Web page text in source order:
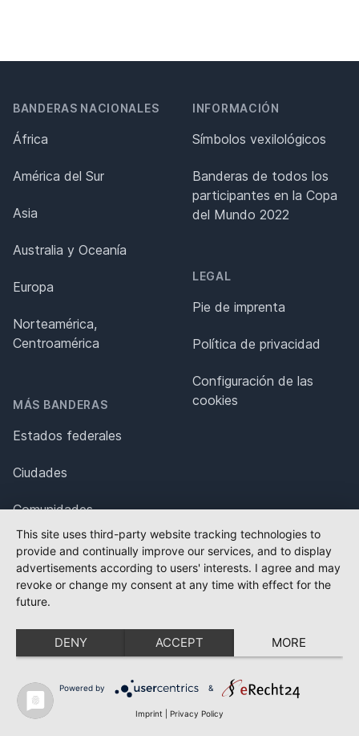
BANDERAS NACIONALES
África
América del Sur
Asia
Australia y Oceanía
Europa
Norteamérica,
Centroamérica
MÁS BANDERAS
Estados federales
Ciudades
Comunidades
Organizaciones
Banderas históricas
INFORMACIÓN
Símbolos vexilológicos
Banderas de todos los
participantes en la Copa
del Mundo 2022
LEGAL
Pie de imprenta
Política de privacidad
Configuración de las
cookies
ESTA PÁGINA EN OTRO IDIOMA
Kanada Flagge
This site uses third-party website tracking technologies to
provide and continually improve our services, and to display
advertisements according to users' interests. I agree and may
revoke or change my consent at any time with effect for the
future.
DENY ACCEPT MORE
Powered by &
Imprint Privacy Policy